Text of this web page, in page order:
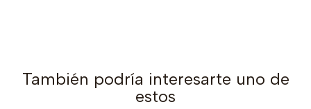
También podría interesarte uno de
estos